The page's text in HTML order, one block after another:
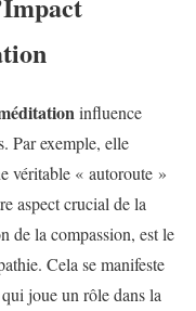
influence
Par exemple, elle
véritable « autoroute »
aspect crucial de la
de la compassion, est le
Cela se manifeste
joue un rôle dans la